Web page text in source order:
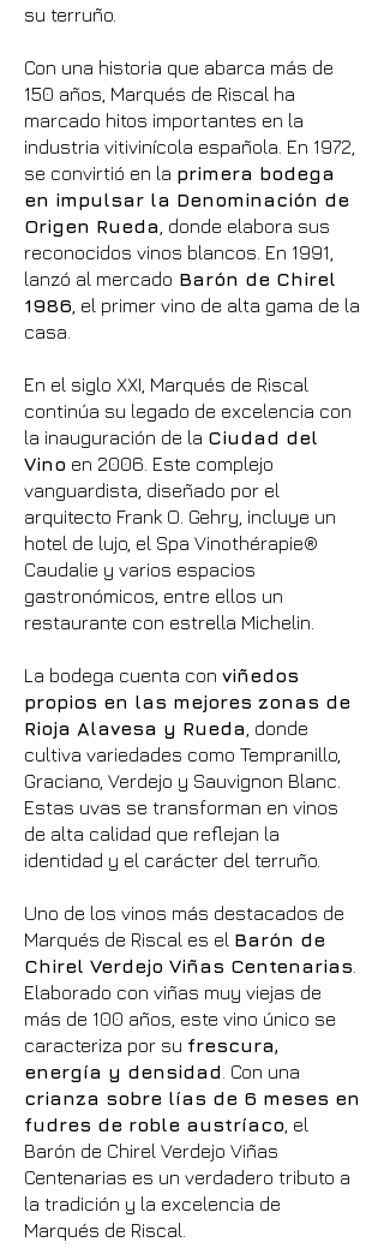
su terruño.
Con una historia que abarca más de
150 años, Marqués de Riscal ha
marcado hitos importantes en la
industria vitivinícola española. En 1972,
se convirtió en la primera bodega
en impulsar la Denominación de
Origen Rueda , donde elabora sus
reconocidos vinos blancos. En 1991,
lanzó al mercado Barón de Chirel
1986 , el primer vino de alta gama de la
casa.
En el siglo XXI, Marqués de Riscal
continúa su legado de excelencia con
la inauguración de la Ciudad del
Vino en 2006. Este complejo
vanguardista, diseñado por el
arquitecto Frank O. Gehry, incluye un
hotel de lujo, el Spa Vinothérapie®
Caudalie y varios espacios
gastronómicos, entre ellos un
restaurante con estrella Michelin.
La bodega cuenta con viñedos
propios en las mejores zonas de
Rioja Alavesa y Rueda , donde
cultiva variedades como Tempranillo,
Graciano, Verdejo y Sauvignon Blanc.
Estas uvas se transforman en vinos
de alta calidad que reflejan la
identidad y el carácter del terruño.
Uno de los vinos más destacados de
Marqués de Riscal es el Barón de
Chirel Verdejo Viñas Centenarias
Elaborado con viñas muy viejas de
más de 100 años, este vino único se
caracteriza por su frescura,
energía y densidad . Con una
crianza sobre lías de 6 meses en
fudres de roble austríaco , el
Barón de Chirel Verdejo Viñas
Centenarias es un verdadero tributo a
la tradición y la excelencia de
Marqués de Riscal.